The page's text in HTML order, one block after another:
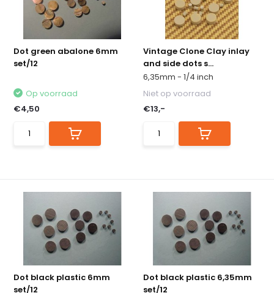
Dot green abalone 6mm
set/12
Op voorraad
€4,50
Vintage Clone Clay inlay
and side dots s...
6,35mm - 1/4 inch
Niet op voorraad
€13,-
Dot black plastic 6mm
set/12
Dot black plastic 6,35mm
set/12